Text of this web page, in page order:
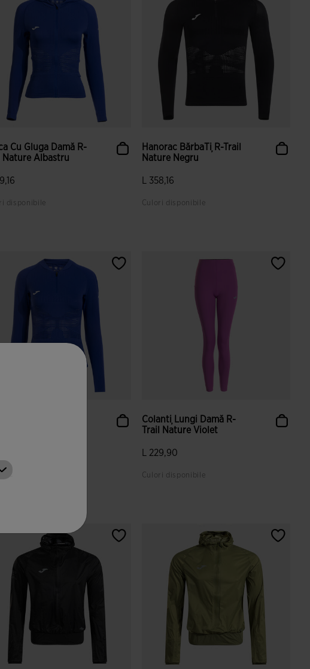
Cu Gluga Damă R-
Nature Albastru
disponibile
Hanorac BărbaȚi R-Trail
Nature Negru
L 358,16
Culori disponibile
disponibile
din 5 evaluări ale clienților
Colanți Lungi Damă R-
Trail Nature Violet
L 229,90
Culori disponibile